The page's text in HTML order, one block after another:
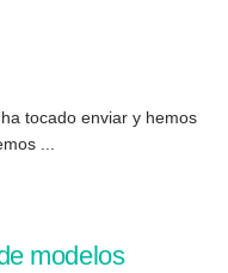
tocado enviar y hemos
...
modelos